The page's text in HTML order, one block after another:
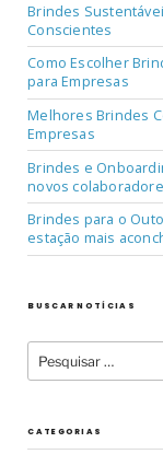
Brindes
Conscientes
Como Escolher
para Empresas
Melhores Brindes
Empresas
Brindes e
novos
Brindes para o
estação mais
BUSCAR NOTÍCIAS
CATEGORIAS